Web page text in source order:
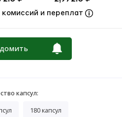
комиссий и переплат
капсул:
180 капсул